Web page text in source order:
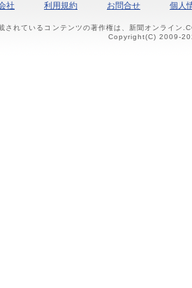
社 利用規約 お問合せ 個人
されているコンテンツの著作権は、新聞オンライン
Copyright(C) 2009-